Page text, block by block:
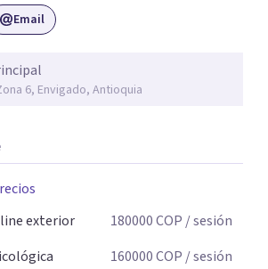
Email
6, Envigado, Antioquia
exterior
180000COP / sesión
160000COP / sesión